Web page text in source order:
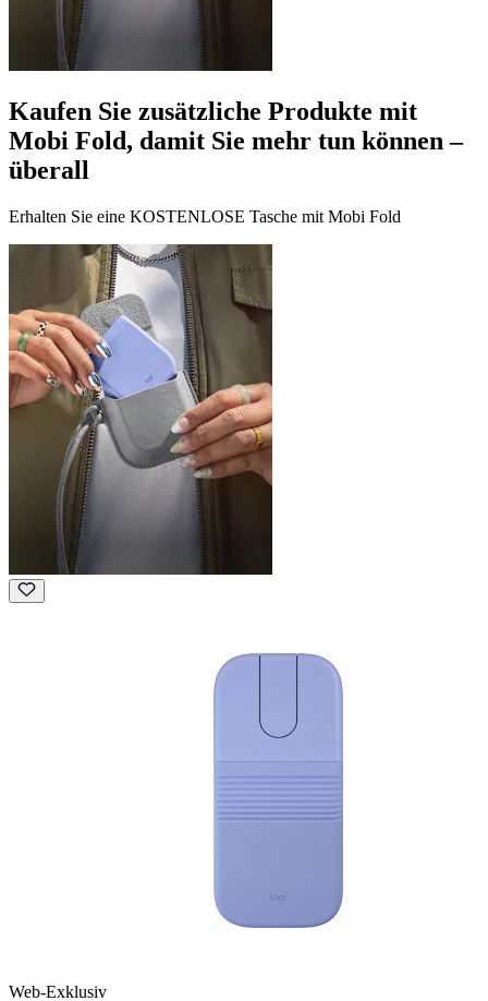
Kaufen Sie zusätzliche Produkte mit
Mobi Fold, damit Sie mehr tun können –
überall
Erhalten Sie eine KOSTENLOSE Tasche mit Mobi Fold
Web-Exklusiv